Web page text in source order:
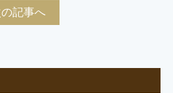
の記事へ